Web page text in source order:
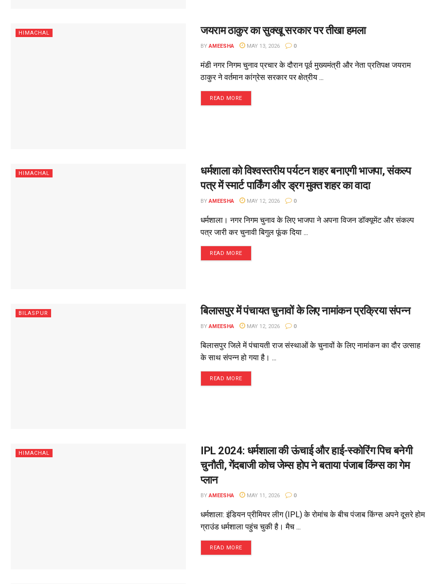
HIMACHAL जयराम ठाकुर का सुक्खू सरकार पर तीखा हमला
BY AMEESHA MAY 13, 2026 0
मंडी नगर निगम चुनाव प्रचार के दौरान पूर्व मुख्यमंत्री और नेता प्रतिपक्ष जयराम
ठाकुर ने वर्तमान कांग्रेस सरकार पर क्षेत्रीय ...
READ MORE
HIMACHAL
धर्मशाला को विश्वस्तरीय पर्यटन शहर बनाएगी भाजपा, संकल्प
पत्र में स्मार्ट पार्किंग और ड्रग मुक्त शहर का वादा
BY AMEESHA MAY 12, 2026 0
धर्मशाला। नगर निगम चुनाव के लिए भाजपा ने अपना विजन डॉक्यूमेंट और संकल्प
पत्र जारी कर चुनावी बिगुल फूंक दिया ...
READ MORE
BILASPUR बिलासपुर में पंचायत चुनावों के लिए नामांकन प्रक्रिया संपन्न
BY AMEESHA MAY 12, 2026 0
बिलासपुर जिले में पंचायती राज संस्थाओं के चुनावों के लिए नामांकन का दौर उत्साह
के साथ संपन्न हो गया है। ...
READ MORE
HIMACHAL
IPL 2024: धर्मशाला की ऊंचाई और हाई-स्कोरिंग पिच बनेगी
चुनौती, गेंदबाजी कोच जेम्स होप ने बताया पंजाब किंग्स का गेम
प्लान
BY AMEESHA MAY 11, 2026 0
धर्मशाला: इंडियन प्रीमियर लीग (IPL) के रोमांच के बीच पंजाब किंग्स अपने दूसरे होम
ग्राउंड धर्मशाला पहुंच चुकी है। मैच ...
READ MORE